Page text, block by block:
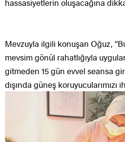
Mevzuyla ilgili konuşan Oğuz,
mevsim gönül rahatlığıyla
gitmeden 15 gün evvel seansa
dışında güneş koruyucularımızı